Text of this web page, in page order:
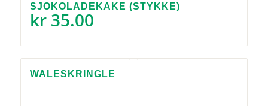
SJOKOLADEKAKE (STYKKE)
kr35.00
WALESKRINGLE